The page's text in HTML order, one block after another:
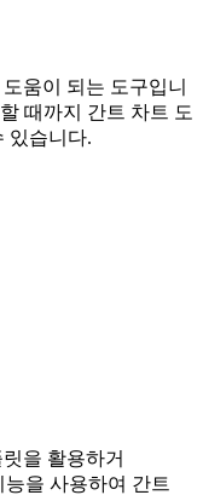
움이 되는 도구입니
때까지 간트 차트 도
있습니다.
을 활용하거
을 사용하여 간트